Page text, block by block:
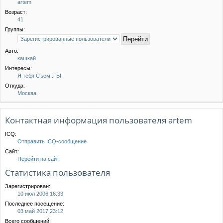
artem
Возраст:
41
Группы:
Авто:
кашкай
Интересы:
Я тебя Съем..ГЫ
Откуда:
Москва
Контактная информация пользователя artem
ICQ:
Отправить ICQ-сообщение
Сайт:
Перейти на сайт
Статистика пользователя
Зарегистрирован:
10 июл 2006 16:33
Последнее посещение:
03 май 2017 23:12
Всего сообщений: